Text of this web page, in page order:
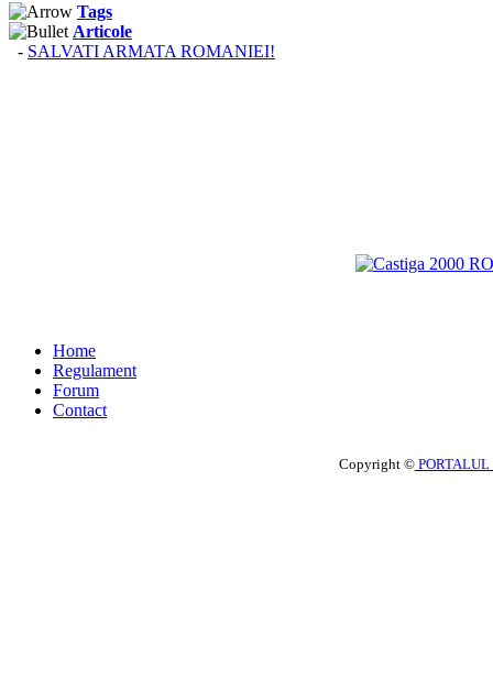
Tags
Articole
- SALVATI ARMATA ROMANIEI!
Home
Regulament
Forum
Contact
Copyright ©PORTALUL